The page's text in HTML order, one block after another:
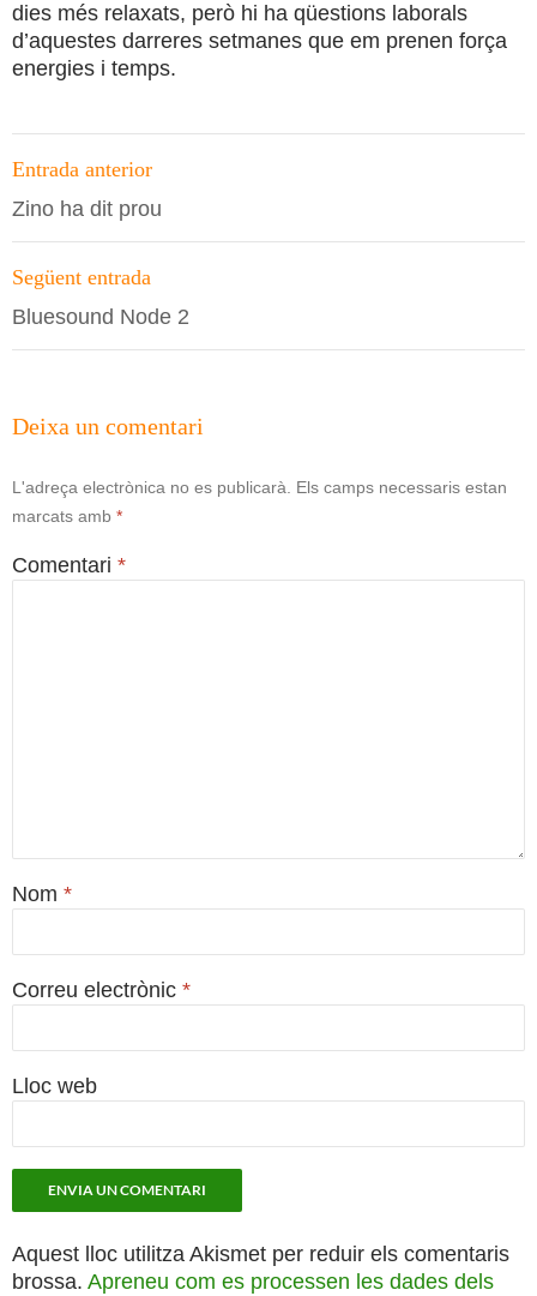
dies més relaxats, però hi ha qüestions laborals
d’aquestes darreres setmanes que em prenen força
energies i temps.
Navegació
per
les
entrades
Entrada anterior
Zino ha dit prou
Següent entrada
Bluesound Node 2
Deixa un comentari
L'adreça electrònica no es publicarà. Els camps necessaris estan
marcats amb *
Comentari *
Nom *
Correu electrònic *
Lloc web
Aquest lloc utilitza Akismet per reduir els comentaris
brossa. Apreneu com es processen les dades dels